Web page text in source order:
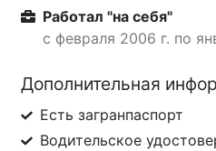
Работал "на себя"
с февраля 2006 г. по
Дополнительная
Есть загранпаспорт
Водительское